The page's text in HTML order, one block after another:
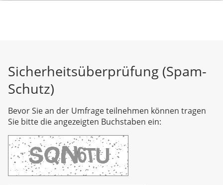
Sicherheitsüberprüfung (Spam-
Schutz)
Bevor Sie an der Umfrage teilnehmen können tragen
Sie bitte die angezeigten Buchstaben ein: